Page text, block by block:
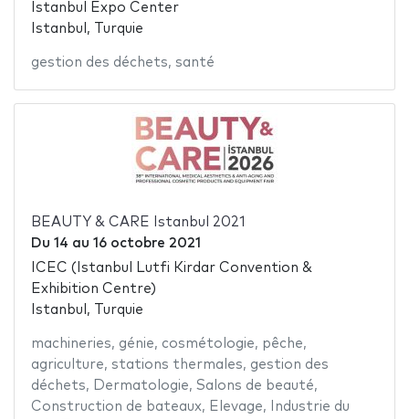
Istanbul Expo Center
Istanbul, Turquie
gestion des déchets, santé
BEAUTY & CARE Istanbul 2021
Du 14 au 16 octobre 2021
ICEC (Istanbul Lutfi Kirdar Convention &
Exhibition Centre)
Istanbul, Turquie
machineries, génie, cosmétologie, pêche,
agriculture, stations thermales, gestion des
déchets, Dermatologie, Salons de beauté,
Construction de bateaux, Elevage,
Industrie du